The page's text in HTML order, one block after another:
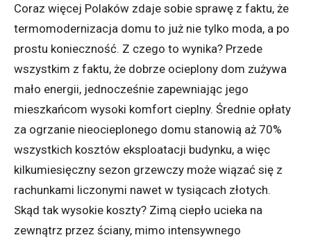
Coraz więcej Polaków zdaje sobie sprawę z faktu, że
termomodernizacja domu to już nie tylko moda, a po
prostu konieczność. Z czego to wynika? Przede
wszystkim z faktu, że dobrze ocieplony dom zużywa
mało energii, jednocześnie zapewniając jego
mieszkańcom wysoki komfort cieplny. Średnie opłaty
za ogrzanie nieocieplonego domu stanowią aż 70%
wszystkich kosztów eksploatacji budynku, a więc
kilkumiesięczny sezon grzewczy może wiązać się z
rachunkami liczonymi nawet w tysiącach złotych.
Skąd tak wysokie koszty? Zimą ciepło ucieka na
zewnątrz przez ściany, mimo intensywnego